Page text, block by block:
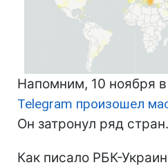
Напомним, 10 ноября
Telegram произошел
Он затронул ряд стран.
Как писало РБК-